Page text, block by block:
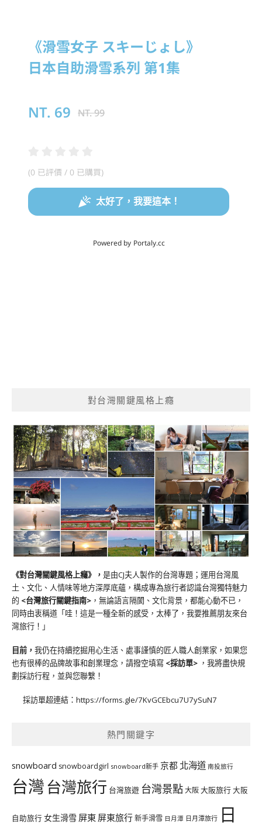
對台灣關鍵風格上癮
《對台灣關鍵風格上癮》 ， 是由CJ夫人製作的台灣專題；運用台灣風
土、文化、人情味等地方深厚底蘊，構成專為旅行者認識台灣獨特魅力
的 <台灣旅行關鍵指南> ，無論語言隔閡、文化背景，都能心動不已，
同時由衷稱道「哇！這是一種全新的感受，太棒了，我要推薦朋友來台
灣旅行！」
目前， 我仍在持續挖掘用心生活、處事謹慎的匠人職人創業家，如果您
也有很棒的品牌故事和創業理念，請撥空填寫 <採訪單> ，我將盡快規
劃採訪行程，並與您聯繫！
採訪單超連結： https://forms.gle/7KvGCEbcu7U7ySuN7
熱門關鍵字
snowboard snowboardgirl snowboard新手 京都 北海道 南投旅行
台灣台灣旅行 台灣旅遊 台灣景點大阪大阪旅行大阪
自助旅行 女生滑雪 屏東 屏東旅行新手滑雪 日月潭 日月潭旅行 日